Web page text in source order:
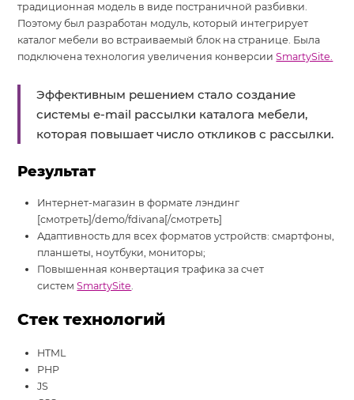
традиционная модель в виде постраничной разбивки.
Поэтому был разработан модуль, который интегрирует
каталог мебели во встраиваемый блок на странице. Была
подключена технология увеличения конверсииSmartySite.
Эффективным решением стало создание
системы e-mail рассылки каталога мебели,
которая повышает число откликов с рассылки.
Результат
Интернет-магазин в формате лэндинг
[смотреть]/demo/fdivana[/смотреть]
Адаптивность для всех форматов устройств: смартфоны,
планшеты, ноутбуки, мониторы;
Повышенная конвертация трафика за счет
системSmartySite.
Стек технологий
HTML
PHP
JS